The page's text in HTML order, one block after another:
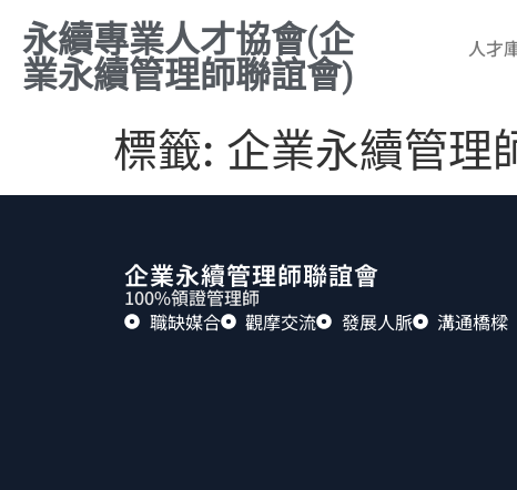
永續專業人才協會(企
業永續管理師聯誼會)
人才
標籤: 企業永續管理
企業永續管理師聯誼會
100%領證管理師
職缺媒合
觀摩交流 發展人脈 溝通橋樑